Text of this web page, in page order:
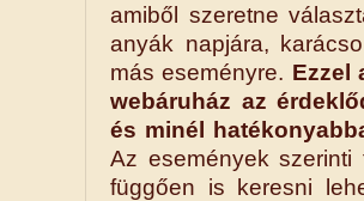
amiből szeretne
anyák napjára,
más eseményre. Ezzel
webáruház az
és minél
Az események szerinti
függően is keresni